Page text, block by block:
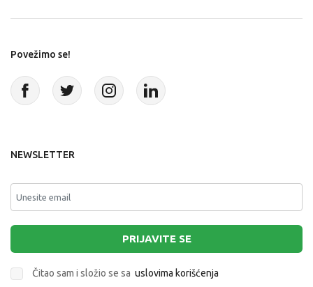
Povežimo se!
NEWSLETTER
PRIJAVITE SE
Čitao sam i složio se sa uslovima korišćenja